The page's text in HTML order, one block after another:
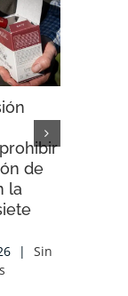
de
la
|
Sin